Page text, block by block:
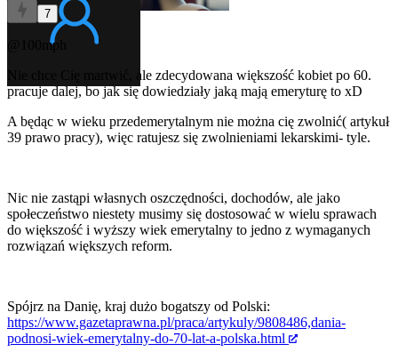
7
@100mph
Nie chce Cię martwić, ale zdecydowana większość kobiet po 60.
pracuje dalej, bo jak się dowiedziały jaką mają emeryturę to xD
A będąc w wieku przedemerytalnym nie można cię zwolnić( artykuł
39 prawo pracy), więc ratujesz się zwolnieniami lekarskimi- tyle.
Nic nie zastąpi własnych oszczędności, dochodów, ale jako
społeczeństwo niestety musimy się dostosować w wielu sprawach
do większość i wyższy wiek emerytalny to jedno z wymaganych
rozwiązań większych reform.
Spójrz na Danię, kraj dużo bogatszy od Polski:
https://www.gazetaprawna.pl/praca/artykuly/9808486,dania-
podnosi-wiek-emerytalny-do-70-lat-a-polska.html